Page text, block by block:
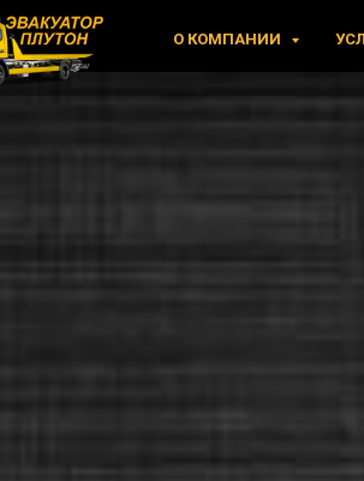
О КОМПАНИИ